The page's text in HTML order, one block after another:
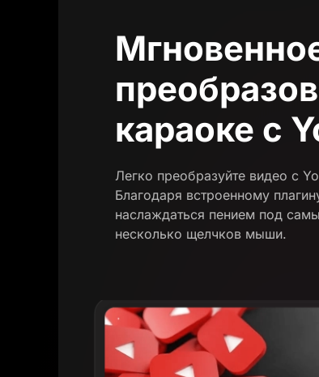
караоке с
Легко преобразуйте видео с
Благодаря встроенному
наслаждаться пением под
несколько щелчков мыши.